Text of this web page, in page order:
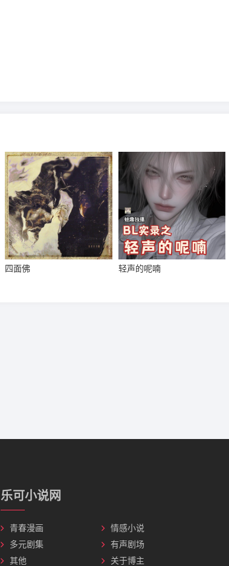
四面佛 轻声的呢喃
乐可小说网
青春漫画
情感小说
多元剧集
有声剧场
其他
关于博主